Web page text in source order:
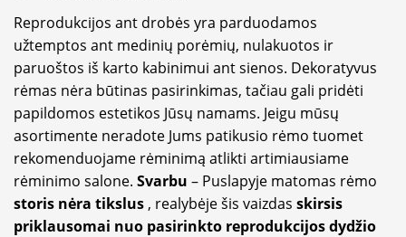
Reprodukcijos ant drobės yra parduodamos
užtemptos ant medinių porėmių, nulakuotos ir
paruoštos iš karto kabinimui ant sienos. Dekoratyvus
rėmas nėra būtinas pasirinkimas, tačiau gali pridėti
papildomos estetikos Jūsų namams. Jeigu mūsų
asortimente neradote Jums patikusio rėmo tuomet
rekomenduojame rėminimą atlikti artimiausiame
rėminimo salone. Svarbu – Puslapyje matomas rėmo
storis nėra tikslus , realybėje šis vaizdas skirsis
priklausomai nuo pasirinkto reprodukcijos dydžio